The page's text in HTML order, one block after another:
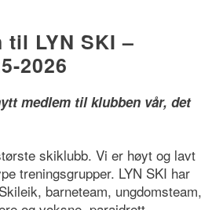
til LYN SKI –
2026
medlem til klubben vår, det
skiklubb. Vi er høyt og lavt
treningsgrupper. LYN SKI har
barneteam, ungdomsteam,